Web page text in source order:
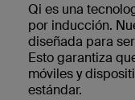
Qi es una
por inducción.
diseñada para
Esto garantiza
móviles y
estándar.